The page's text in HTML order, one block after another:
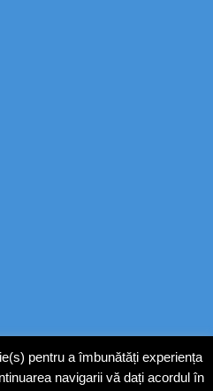
pentru a îmbunătăți experiența
navigarii vă dați acordul în